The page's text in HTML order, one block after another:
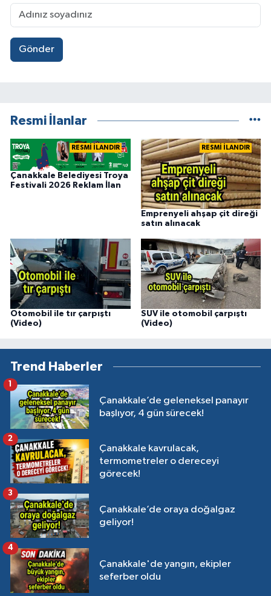
Gönder
Resmi İlanlar
RESMİ İLANDIR
Çanakkale Belediyesi Troya
Festivali 2026 Reklam İlan
RESMİ İLANDIR
Emprenyeli ahşap çit direği
satın alınacak
Otomobil ile tır çarpıştı
(Video)
SUV ile otomobil çarpıştı
(Video)
Trend Haberler
Çanakkale’de geleneksel panayır
başlıyor, 4 gün sürecek!
Çanakkale kavrulacak,
termometreler o dereceyi
görecek!
2
Çanakkale’de oraya doğalgaz
geliyor!
3
Çanakkale'de yangın, ekipler
seferber oldu
4